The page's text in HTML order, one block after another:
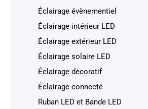
Éclairage évènementiel
Éclairage intérieur LED
Éclairage extérieur LED
Éclairage solaire LED
Éclairage décoratif
Éclairage connecté
Ruban LED et Bande LED